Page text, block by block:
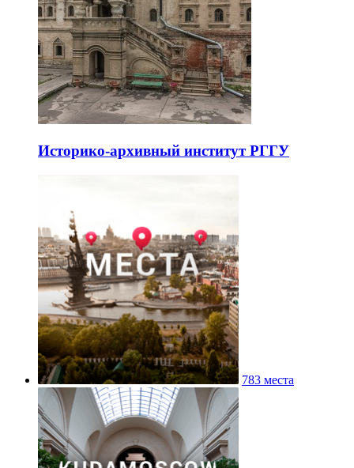
Историко-архивный институт РГГУ
783 места